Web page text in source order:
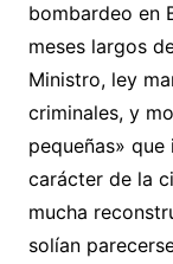
bombardeo en
meses largos
Ministro, ley
criminales, y
pequeñas»
carácter de la
mucha
solían